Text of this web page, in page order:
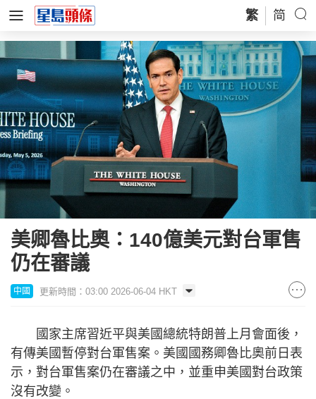
繁 简
美卿魯比奧：140億美元對台軍售
仍在審議
中國 更新時間：03:00 2026-06-04 HKT
國家主席習近平與美國總統特朗普上月會面後，
有傳美國暫停對台軍售案。美國國務卿魯比奧前日表
示，對台軍售案仍在審議之中，並重申美國對台政策
沒有改變。